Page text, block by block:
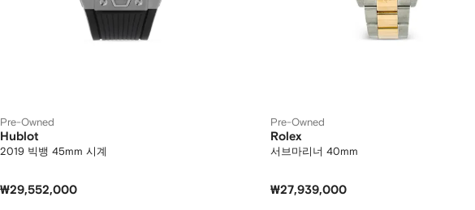
Pre-Owned
Hublot
2019 빅뱅 45mm 시계
₩29,552,000
Pre-Owned
Rolex
서브마리너 40mm
₩27,939,000